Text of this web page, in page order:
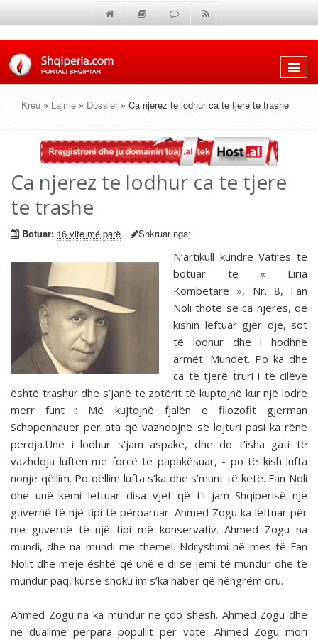
Shfaq
Kreu » Lajme » Dossier » Ca njerez te lodhur ca te tjere te trashe
Ca njerez te lodhur ca te tjere
te trashe
Botuar: 16 vite më parë Shkruar nga:
N’artikull kundrë Vatrës të
botuar te « Liria
Kombëtare », Nr. 8, Fan
Noli thotë se ca njerës, që
kishin lëftuar gjer dje, sot
të lodhur dhe i hodhnë
armët. Mundet. Po ka dhe
ca të tjerë truri i të cilëve
është trashur dhe s’janë të zotërit të kuptojnë kur një lodrë
merr funt : Më kujtojnë fjalën e filozofit gjerman
Schopenhauer për ata që vazhdojnë së lojturi pasi ka rënë
perdja.Unë i lodhur s’jam aspakë, dhe do t’isha gati të
vazhdoja luftën me forcë të papakësuar, - po të kish lufta
nonjë qëllim. Po qëllim lufta s’ka dhe s’munt të ketë. Fan Noli
dhe unë kemi lëftuar disa vjet që t’i jam Shqipërisë një
guvernë të një tipi të përparuar. Ahmed Zogu ka lëftuar për
një guvernë të një tipi më konservativ. Ahmed Zogu na
mundi, dhe na mundi me themel. Ndryshimi në mes të Fan
Nolit dhe meje është që unë e di se jemi të mundur dhe të
mundur paq, kurse shoku im s’ka haber që hëngrëm dru.
Ahmed Zogu na ka mundur në çdo shesh. Ahmed Zogu dhe
ne duallmë përpara popullit për votë. Ahmed Zogu mori